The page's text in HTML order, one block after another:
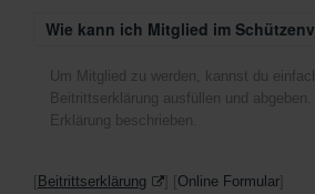
Wie kann ich Mitglied im
Um Mitglied zu werden, kannst du
Beitrittserklärung ausfüllen und
Erklärung beschrieben.
Beitrittserklärung Online Formular